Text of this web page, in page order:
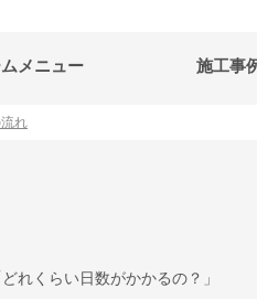
メニュー 施工事
れ
どれくらい日数がかかるの？」